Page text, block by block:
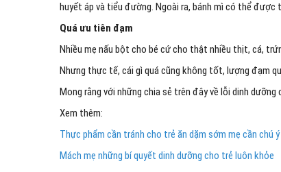
huyết áp và tiểu đường. Ngoài ra, bánh mì có thể
Quá ưu tiên đạm
Nhiều mẹ nấu bột cho bé cứ cho thật nhiều thịt, cá,
Nhưng thực tế, cái gì quá cũng không tốt, lượng đạm
Mong rằng với những chia sẻ trên đây về lỗi dinh
Xem thêm:
Thực phẩm cần tránh cho trẻ ăn dặm sớm mẹ cần chú ý
Mách mẹ những bí quyết dinh dưỡng cho trẻ luôn khỏe